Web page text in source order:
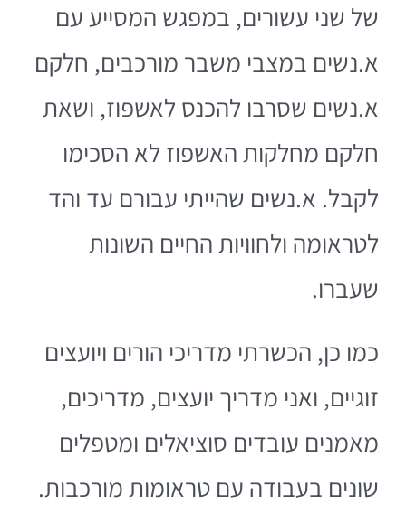
של שני עשורים, במפגש המסייע עם
א.נשים במצבי משבר מורכבים, חלקם
א.נשים שסרבו להכנס לאשפוז, ושאת
חלקם מחלקות האשפוז לא הסכימו
לקבל. א.נשים שהייתי עבורם עד והד
לטראומה ולחוויות החיים השונות
שעברו.
כמו כן, הכשרתי מדריכי הורים ויועצים
זוגיים, ואני מדריך יועצים, מדריכים,
מאמנים עובדים סוציאלים ומטפלים
שונים בעבודה עם טראומות מורכבות.